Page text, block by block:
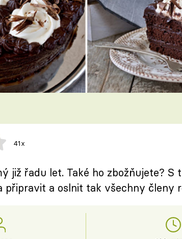
41x
již řadu let. Také ho zbožňujete? S
připravit a oslnit tak všechny členy